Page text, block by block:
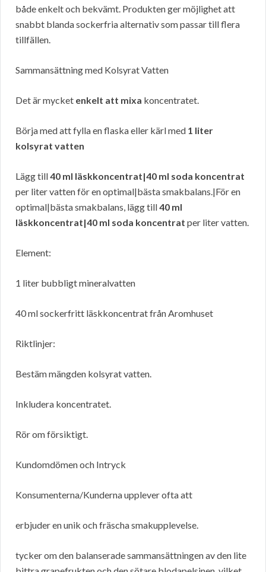
både enkelt och bekvämt. Produkten ger möjlighet att
snabbt blanda sockerfria alternativ som passar till flera
tillfällen.
Sammansättning med Kolsyrat Vatten
Det är mycket enkelt att mixa koncentratet.
Börja med att fylla en flaska eller kärl med 1 liter
kolsyrat vatten
Lägg till40 ml läskkoncentrat|40 ml soda koncentrat
per liter vatten för en optimal|bästa smakbalans.|För en
optimal|bästa smakbalans, lägg till40 ml
läskkoncentrat|40 ml soda koncentrat per liter vatten.
Element:
1 liter bubbligt mineralvatten
40 ml sockerfritt läskkoncentrat från Aromhuset
Riktlinjer:
Bestäm mängden kolsyrat vatten.
Inkludera koncentratet.
Rör om försiktigt.
Kundomdömen och Intryck
Konsumenterna/Kunderna upplever ofta att
erbjuder en unik och fräscha smakupplevelse.
tycker om den balanserade sammansättningen av den lite